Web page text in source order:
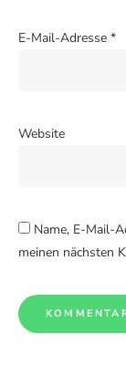
E-Mail-Adresse *
Website
Name, E-Mail-
meinen nächsten